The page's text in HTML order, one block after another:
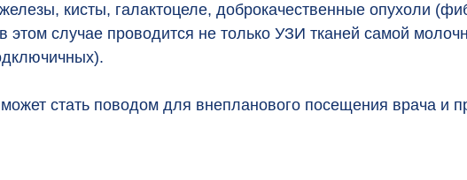
кисты, галактоцеле, доброкачественные опухоли
случае проводится не только УЗИ тканей самой
стать поводом для внепланового посещения врача и